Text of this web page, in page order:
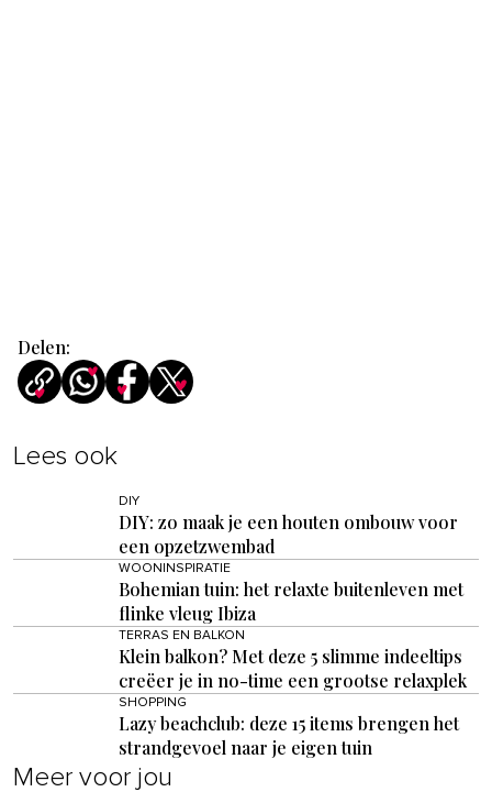
Delen:
Lees ook
DIY
DIY: zo maak je een houten ombouw voor
een opzetzwembad
WOONINSPIRATIE
Bohemian tuin: het relaxte buitenleven met
flinke vleug Ibiza
TERRAS EN BALKON
Klein balkon? Met deze 5 slimme indeeltips
creëer je in no-time een grootse relaxplek
SHOPPING
Lazy beachclub: deze 15 items brengen het
strandgevoel naar je eigen tuin
Meer voor jou